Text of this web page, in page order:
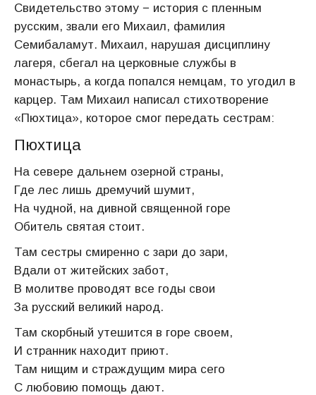
Свидетельство этому − история с пленным
русским, звали его Михаил, фамилия
Семибаламут. Михаил, нарушая дисциплину
лагеря, сбегал на церковные службы в
монастырь, а когда попался немцам, то угодил в
карцер. Там Михаил написал стихотворение
«Пюхтица», которое смог передать сестрам:
Пюхтица
На севере дальнем озерной страны,
Где лес лишь дремучий шумит,
На чудной, на дивной священной горе
Обитель святая стоит.
Там сестры смиренно с зари до зари,
Вдали от житейских забот,
В молитве проводят все годы свои
За русский великий народ.
Там скорбный утешится в горе своем,
И странник находит приют.
Там нищим и страждущим мира сего
С любовию помощь дают.